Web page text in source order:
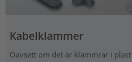
Kabelklammer
Oavsett om det är klammrar i